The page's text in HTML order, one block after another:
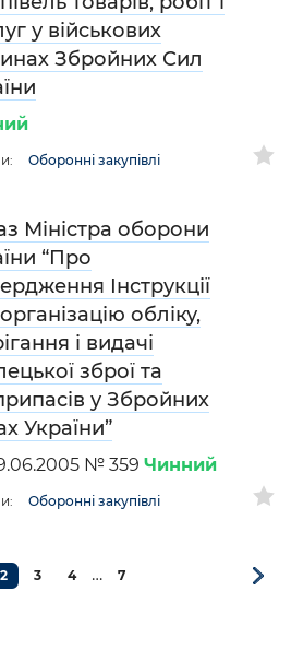
у військових
Збройних Сил
Оборонні закупівлі
Міністра оборони
“Про
Інструкції
обліку,
і видачі
зброї та
у Збройних
України”
№ 359 Чинний
Оборонні закупівлі
2 3 4 … 7